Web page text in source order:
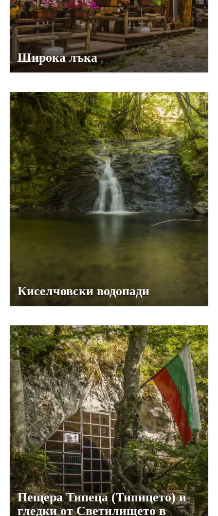
Широка лъка
Киселчовски водопади
Пещера Типеца (Типицето) и
гледки от Светилището в